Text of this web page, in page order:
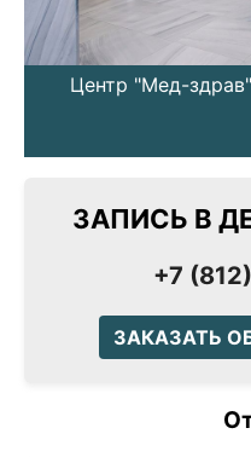
Центр "Мед-
ЗАПИСЬ В
+7
ЗАКАЗАТЬ